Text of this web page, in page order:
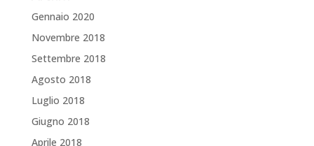
Gennaio 2020
Novembre 2018
Settembre 2018
Agosto 2018
Luglio 2018
Giugno 2018
Aprile 2018